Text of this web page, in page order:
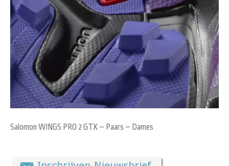
Salomon WINGS PRO 2 GTX – Paars – Dames